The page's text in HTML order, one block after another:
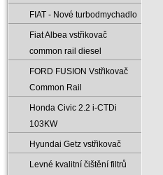
FIAT - Nové turbodmychadlo
Fiat Albea vstřikovač
common rail diesel
FORD FUSION Vstřikovač
Common Rail
Honda Civic 2.2 i-CTDi
103KW
Hyundai Getz vstřikovač
Levné kvalitní čištění filtrů